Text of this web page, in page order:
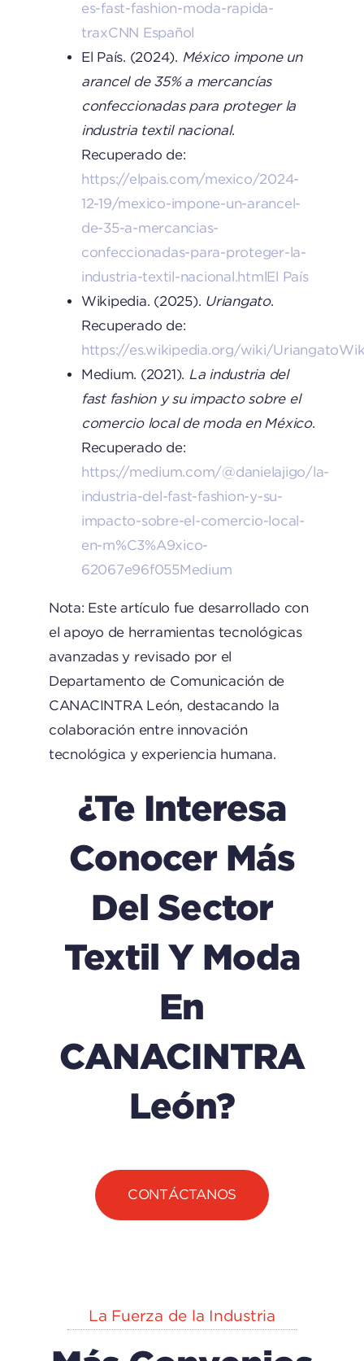
es-fast-fashion-moda-rapida-
traxCNN Español
El País. (2024). México impone un
arancel de 35% a mercancías
confeccionadas para proteger la
industria textil nacional.
Recuperado de:
https://elpais.com/mexico/2024-
12-19/mexico-impone-un-arancel-
de-35-a-mercancias-
confeccionadas-para-proteger-la-
industria-textil-nacional.html El País
Wikipedia. (2025). Uriangato.
Recuperado de:
https://es.wikipedia.org/wiki/Uriangato
Medium. (2021). La industria del
fast fashion y su impacto sobre el
comercio local de moda en México.
Recuperado de:
https://medium.com/@danielajigo/la-
industria-del-fast-fashion-y-su-
impacto-sobre-el-comercio-local-
en-m%C3%A9xico-
62067e96f055Medium
Nota: Este artículo fue desarrollado con
el apoyo de herramientas tecnológicas
avanzadas y revisado por el
Departamento de Comunicación de
CANACINTRA León, destacando la
colaboración entre innovación
tecnológica y experiencia humana.
¿Te Interesa
Conocer Más
Del Sector
Textil Y Moda
En
CANACINTRA
León?
CONTÁCTANOS
La Fuerza de la Industria